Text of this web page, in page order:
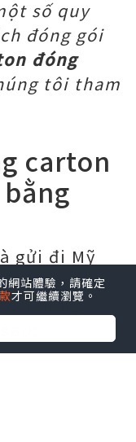
số quy
đóng gói
đóng
tôi tham
carton
gửi đi Mỹ
có một vài
đóng
站體驗，請確定
才可繼續瀏覽。